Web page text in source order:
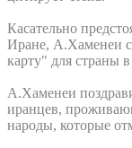
Касательно
Иране, А.Хаменеи
карту" для страны
А.Хаменеи
иранцев,
народы, которые